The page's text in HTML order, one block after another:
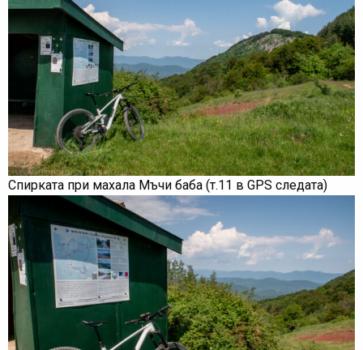
Спирката при махала Мъчи баба (т.11 в GPS следата)